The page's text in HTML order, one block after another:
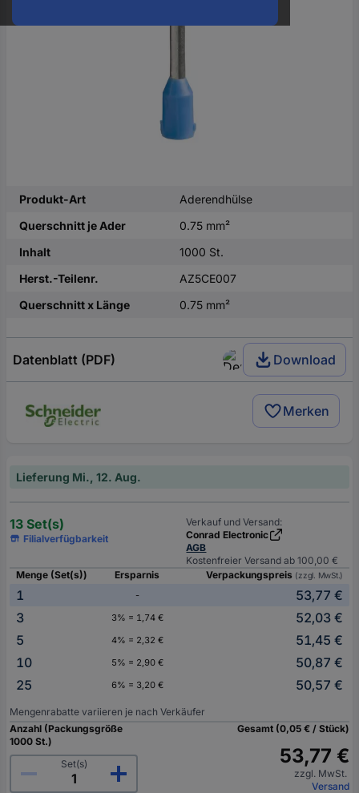
Produkt-Art
Aderendhülse
Querschnitt je Ader
0.75 mm²
Inhalt
1000 St.
Herst.-Teilenr.
AZ5CE007
Querschnitt x Länge
0.75 mm²
Datenblatt (PDF) Download
Merken
Lieferung Mi., 12. Aug.
13 Set(s)
Filialverfügbarkeit
Verkauf und Versand:
Conrad Electronic
AGB
Kostenfreier Versand ab 100,00 €
Menge (Set(s))
Ersparnis Verpackungspreis (zzgl. MwSt.)
1 -
53,77 €
3
3% = 1,74 €
52,03 €
5
4% = 2,32 €
51,45 €
10
5% = 2,90 €
50,87 €
25
6% = 3,20 € 50,57 €
Mengenrabatte variieren je nach Verkäufer
Anzahl (Packungsgröße
1000 St.)
Set(s)
Gesamt (0,05 € / Stück)
53,77 €
zzgl. MwSt.
Versand